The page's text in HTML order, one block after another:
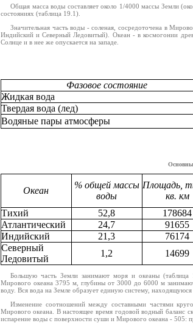
Общая масса воды составляет около 1/4000 массы Земли
состояниях (таблица 19.1).
Значительная часть воды - соленая, сосредоточена в
Индийский и Северный Ледовитый). Океан - в космогонии
Солнце и в нее же опускается на западе.
Фазовое состояние
Жидкая вода
Твердая вода (лед)
Водяные пары атмосферы
Океан
% общей массы
воды
Площадь,
кв. км
Тихий
52,8 178684
Атлантический
24,7 91655
Индийский
21,3 76174
Северный
Ледовитый
1,2 14699
Большую часть Земли занимают моря и океаны (таблица
Мирового океана 3795 м, глубины от 3000 до 6000 м
воду. Вся вода на Земле образует единую систему,
Изменение соотношений между составными частями
Мирового океана. В настоящее время годовой водный баланс
испарение воды с поверхности суши и Мирового океана - 505: